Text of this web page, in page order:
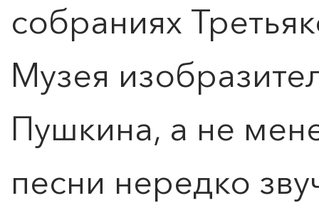
собраниях
Музея
Пушкина, а не
песни нередко